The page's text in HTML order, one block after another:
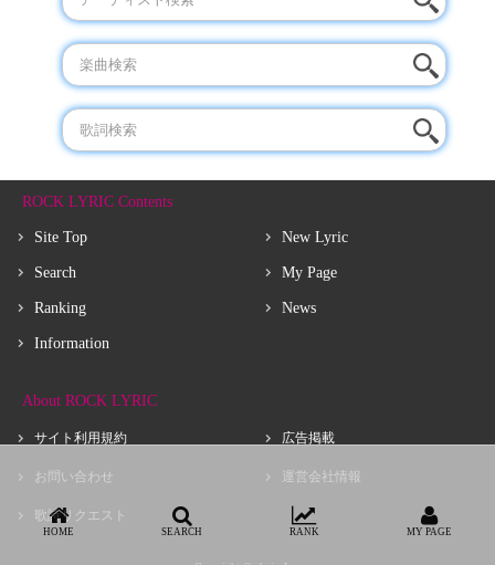
ROCK LYRIC Contents
Site Top
Search
Ranking
Information
New Lyric
My Page
News
About ROCK LYRIC
サイト利用規約
お問い合わせ
歌詩リクエスト
広告掲載
運営会社情報
HOME SEARCH RANK MY PAGE